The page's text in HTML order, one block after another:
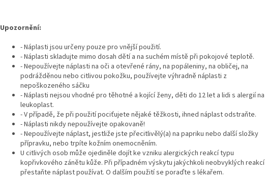
Upozornění:
- Náplasti jsou určeny pouze pro vnější použití.
- Náplasti skladujte mimo dosah dětí a na suchém místě při pokojové teplotě.
- Nepoužívejte náplasti na oči a otevřené rány, na popáleniny, na obličej, na
podrážděnou nebo citlivou pokožku, používejte výhradně náplasti z
nepoškozeného sáčku
- Náplasti nejsou vhodné pro těhotné a kojící ženy, děti do 12 let a lidi s alergií na
leukoplast.
- V případě, že při použití pociťujete nějaké těžkosti, ihned náplast odstraňte.
- Náplasti nikdy nepoužívejte opakovaně!
- Nepoužívejte náplast, jestliže jste přecitlivělý(a) na papriku nebo další složky
přípravku, nebo trpíte kožním onemocněním.
U citlivých osob může ojediněle dojít ke vzniku alergických reakcí typu
kopřivkového zánětu kůže. Při případném výskytu jakýchkoli neobvyklých reakcí
přestaňte náplast používat. O dalším použití se poraďte s lékařem.